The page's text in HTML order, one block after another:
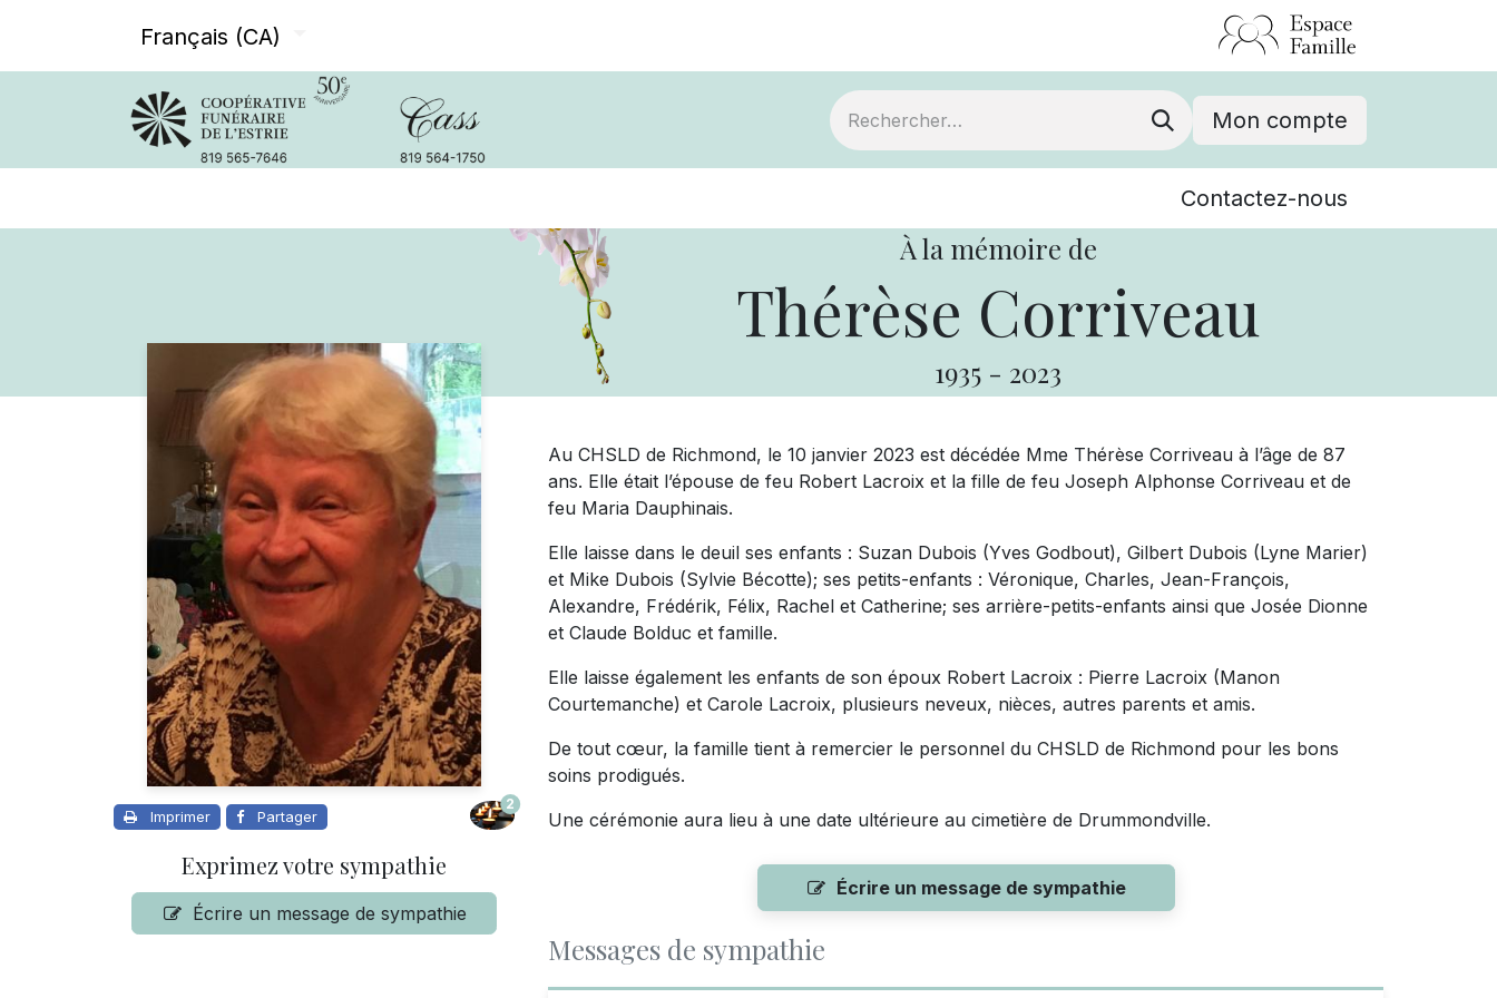
Français (CA)
Mon compte
Événements
Contactez-nous
À la mémoire de
Thérèse Corriveau
1935 - 2023
Imprimer Partager
2
Exprimez votre sympathie
Écrire un message de sympathie
Au CHSLD de Richmond, le 10 janvier 2023 est décédée Mme Thérèse Corriveau à l’âge de 87
ans. Elle était l’épouse de feu Robert Lacroix et la fille de feu Joseph Alphonse Corriveau et de
feu Maria Dauphinais.
Elle laisse dans le deuil ses enfants : Suzan Dubois (Yves Godbout), Gilbert Dubois (Lyne Marier)
et Mike Dubois (Sylvie Bécotte); ses petits-enfants : Véronique, Charles, Jean-François,
Alexandre, Frédérik, Félix, Rachel et Catherine; ses arrière-petits-enfants ainsi que Josée Dionne
et Claude Bolduc et famille.
Elle laisse également les enfants de son époux Robert Lacroix : Pierre Lacroix (Manon
Courtemanche) et Carole Lacroix, plusieurs neveux, nièces, autres parents et amis.
De tout cœur, la famille tient à remercier le personnel du CHSLD de Richmond pour les bons
soins prodigués.
Une cérémonie aura lieu à une date ultérieure au cimetière de Drummondville.
Écrire un message de sympathie
Messages de sympathie